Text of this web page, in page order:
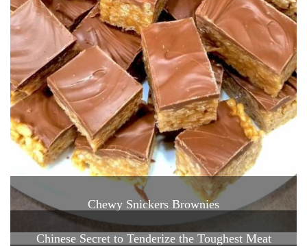
Chewy Snickers Brownies
Chinese Secret to Tenderize the Toughest Meat